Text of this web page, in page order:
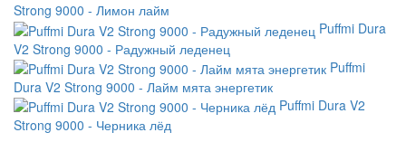
Strong 9000 - Лимон лайм
Puffmi Dura
V2 Strong 9000 - Радужный леденец
Puffmi
Dura V2 Strong 9000 - Лайм мята энергетик
Puffmi Dura V2
Strong 9000 - Черника лёд